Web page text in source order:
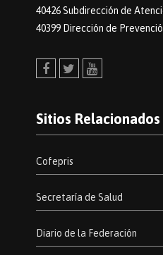
40426 Subdirección de
40399 Dirección de
Sitios Relacionados
Cofepris
Secretaría de Salud
Diario de la Federación